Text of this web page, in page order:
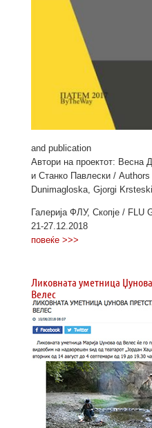
and publication
Автори на проектот: Весна
и Станко Павлески /
Dunimagloska, Gjorgi
Галерија ФЛУ, Скопје / FLU
21-27.12.2018
повеќе >>>
Ликовната уметница
Велес